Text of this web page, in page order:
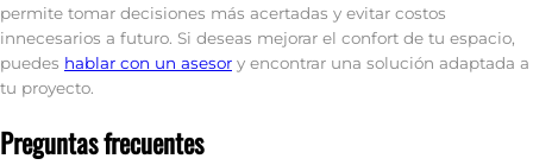
permite tomar decisiones más acertadas y evitar costos
innecesarios a futuro. Si deseas mejorar el confort de tu espacio,
puedes hablar con un asesor y encontrar una solución adaptada a
tu proyecto.
Preguntas frecuentes